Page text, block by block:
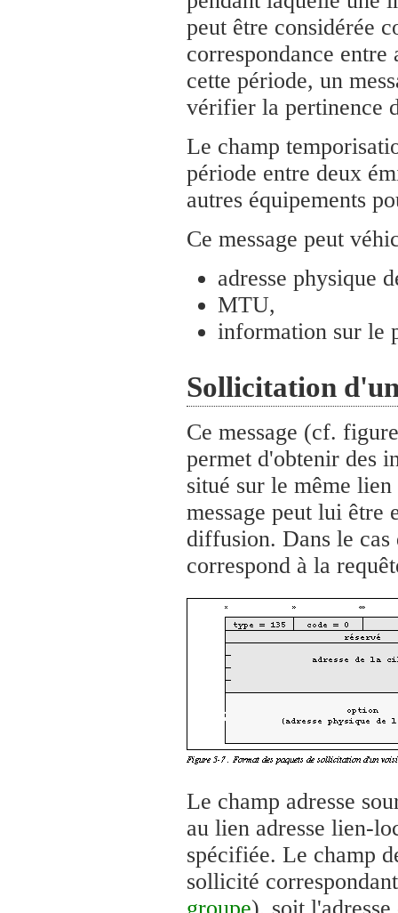
peut être considérée
correspondance entre
cette période, un
vérifier la pertinence
Le champ
période entre deux
autres équipements
Ce message peut
adresse physique
MTU,
information sur le
Sollicitation
Ce message (cf.
permet d'obtenir des
situé sur le même
message peut lui être
diffusion. Dans le cas
correspond à la
Le champ adresse
au lien adresse lien-
spécifiée. Le champ
sollicité